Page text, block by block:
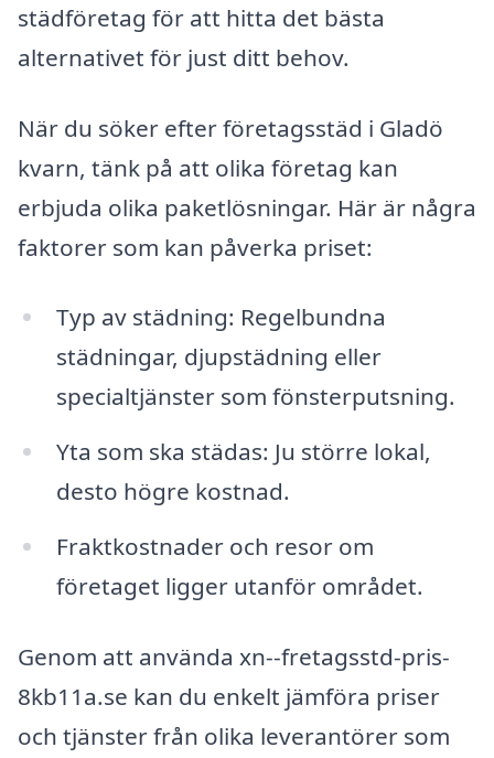
städföretag för att hitta det bästa
alternativet för just ditt behov.
När du söker efter företagsstäd i Gladö
kvarn, tänk på att olika företag kan
erbjuda olika paketlösningar. Här är några
faktorer som kan påverka priset:
Typ av städning: Regelbundna
städningar, djupstädning eller
specialtjänster som fönsterputsning.
Yta som ska städas: Ju större lokal,
desto högre kostnad.
Fraktkostnader och resor om
företaget ligger utanför området.
Genom att använda xn--fretagsstd-pris-
8kb11a.se kan du enkelt jämföra priser
och tjänster från olika leverantörer som